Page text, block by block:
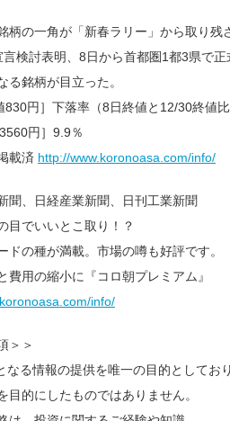
柄の一角が「新春ラリー」から取り残
検討表明、8日から首都圏1都3県で
銘柄が目立った。
円］下落率（8日終値と12/30終値
円］9.9％
載済 http://www.koronoasa.com/info/
聞、日経産業新聞、日刊工業新聞
目でいいとこ取り！？
の種が満載。市場の噂も好評です。
用の縮小に『コロ朝プレミアム』
info/
＞＞
る情報の提供を唯一の目的としており
的にしたものではありません。